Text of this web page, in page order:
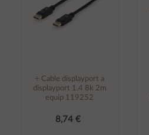
÷ Cable displayport a
displayport 1.4 8k 2m
equip 119252
8,74 €